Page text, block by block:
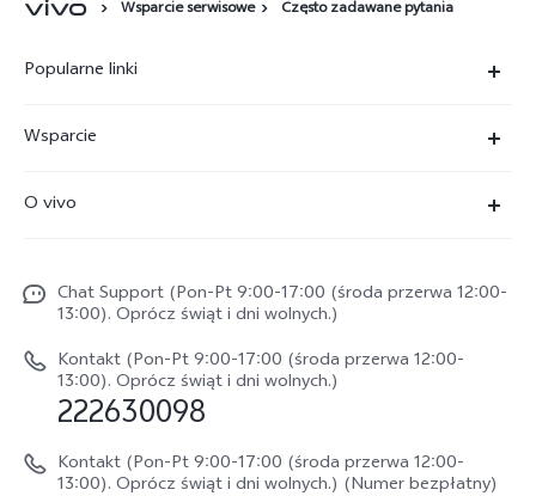
Wsparcie serwisowe Często zadawane pytania
Popularne linki
X300 FE
V70
V70 FE
vivo Buds Air3
Wsparcie
Funtouch OS
Weryfikacja IMEI
Instrukcja obsługi
Aktualizacja oprogramowania
Dziennik aktualizacji
O vivo
Życie w vivo
Netykieta vivo
Informacje prawne
O nas
Chat Support (Pon-Pt 9:00-17:00 (środa przerwa 12:00-
13:00). Oprócz świąt i dni wolnych.)
Kontakt (Pon-Pt 9:00-17:00 (środa przerwa 12:00-
13:00). Oprócz świąt i dni wolnych.)
222630098
Kontakt (Pon-Pt 9:00-17:00 (środa przerwa 12:00-
13:00). Oprócz świąt i dni wolnych.) (Numer bezpłatny)